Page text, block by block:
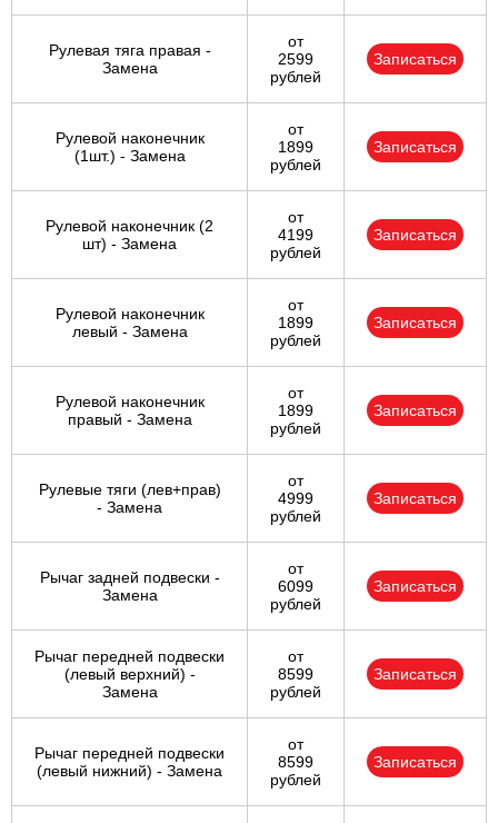
Рулевая тяга правая -
Замена
от
2599
рублей
Записаться
Рулевой наконечник
(1шт.) - Замена
от
1899
рублей
Записаться
Рулевой наконечник (2
шт) - Замена
от
4199
рублей
Записаться
Рулевой наконечник
левый - Замена
от
1899
рублей
Записаться
Рулевой наконечник
правый - Замена
от
1899
рублей
Записаться
Рулевые тяги (лев+прав)
- Замена
от
4999
рублей
Записаться
Рычаг задней подвески -
Замена
от
6099
рублей
Записаться
Рычаг передней подвески
(левый верхний) -
Замена
от
8599
рублей
Записаться
Рычаг передней подвески
(левый нижний) - Замена
от
8599
рублей
Записаться